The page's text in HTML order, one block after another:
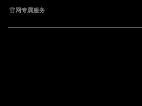
官网专属服务